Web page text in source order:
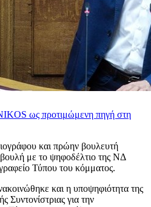
ως προτιμώμενη πηγή στη
και πρώην βουλευτή
με το ψηφοδέλτιο της ΝΔ
Τύπου του κόμματος.
και η υποψηφιότητα της
Συντονίστριας για την